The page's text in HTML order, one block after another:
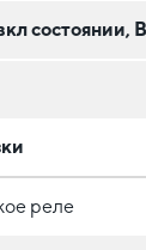
состоянии,
реле